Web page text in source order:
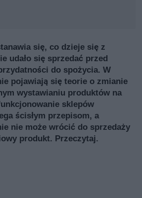
się, co dzieje się z
udało się sprzedać przed
do spożycia. W
pojawiają się teorie o zmianie
wystawianiu produktów na
sklepów
ścisłym przepisom, a
nie może wrócić do sprzedaży
produkt. Przeczytaj.